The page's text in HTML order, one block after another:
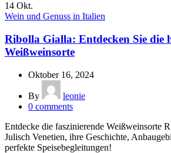
14 Okt.
Wein und Genuss in Italien
Ribolla Gialla: Entdecken Sie die
Weißweinsorte
Oktober 16, 2024
By
leonie
0 comments
Entdecke die faszinierende Weißweinsorte
Julisch Venetien, ihre Geschichte,
perfekte Speisebegleitungen!